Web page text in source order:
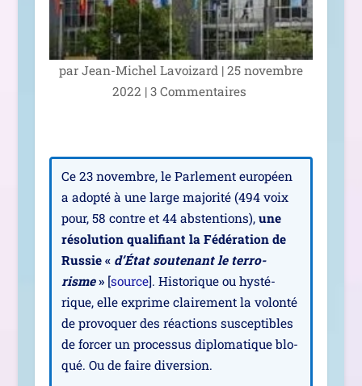
par Jean-Michel Lavoizard | 25 novembre
2022 | 3 Commentaires
Ce 23 novembre, le Parlement euro­péen
a adop­té à une large majo­ri­té (494 voix
pour, 58 contre et 44 abs­ten­tions), une
réso­lu­tion qua­li­fiant la Fédération de
Russie « d’État sou­te­nant le ter­ro­
risme»[source]. Historique ou hys­té­
rique, elle exprime clai­re­ment la volon­té
de pro­vo­quer des réac­tions sus­cep­tibles
de for­cer un pro­ces­sus diplo­ma­tique blo­
qué. Ou de faire diversion.